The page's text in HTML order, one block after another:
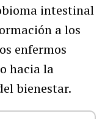
intestinal
a los
enfermos
hacia la
bienestar.